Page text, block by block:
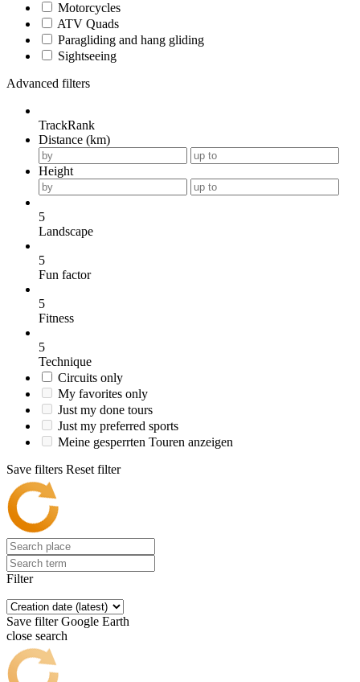
Motorcycles
ATV Quads
Paragliding and hang gliding
Sightseeing
Advanced filters
TrackRank
Distance (km)
Height
5
Landscape
5
Fun factor
5
Fitness
5
Technique
Circuits only
My favorites only
Just my done tours
Just my preferred sports
Meine gesperrten Touren anzeigen
Save filters Reset filter
Filter
Save filter Google Earth
close search